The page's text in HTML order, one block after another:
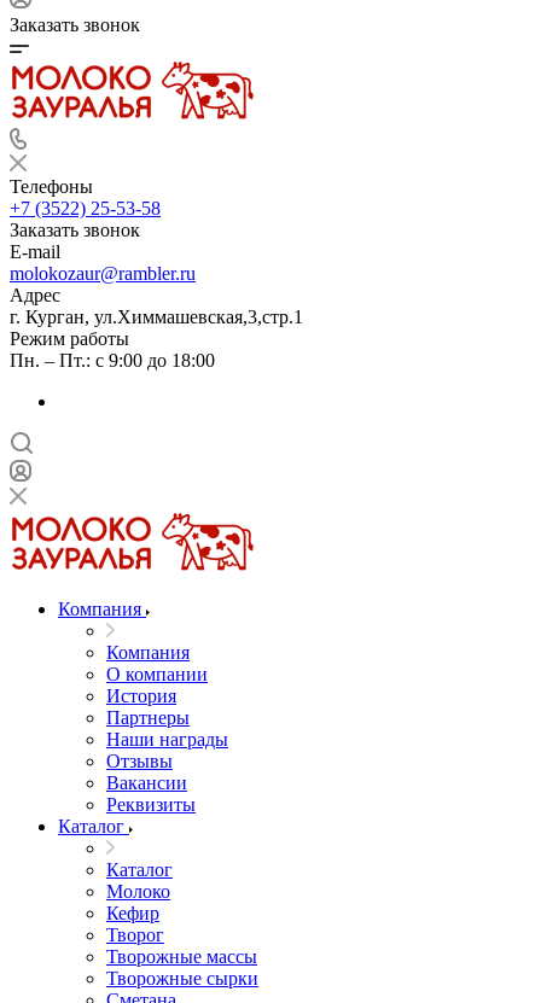
Заказать звонок
Телефоны
+7 (3522) 25-53-58
Заказать звонок
E-mail
molokozaur@rambler.ru
Адрес
г. Курган, ул.Химмашевская,3,стр.1
Режим работы
Пн. – Пт.: с 9:00 до 18:00
Компания
Компания
О компании
История
Партнеры
Наши награды
Отзывы
Вакансии
Реквизиты
Каталог
Каталог
Молоко
Кефир
Творог
Творожные массы
Творожные сырки